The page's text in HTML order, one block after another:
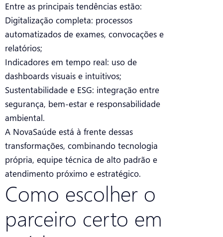
Entre as principais tendências estão:
Digitalização completa: processos
automatizados de exames, convocações e
relatórios;
Indicadores em tempo real: uso de
dashboards visuais e intuitivos;
Sustentabilidade e ESG: integração entre
segurança, bem-estar e responsabilidade
ambiental.
A NovaSaúde está à frente dessas
transformações, combinando tecnologia
própria, equipe técnica de alto padrão e
atendimento próximo e estratégico.
Como escolher o
parceiro certo em